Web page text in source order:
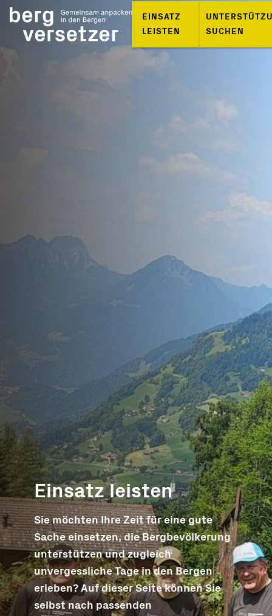
EINSATZ
LEISTEN
SUCHEN
Einsatz leisten
Sie möchten Ihre Zeit für eine gute
Sache einsetzen, die Bergbevölkerung
unterstützen und zugleich
unvergessliche Tage in den Bergen
erleben? Auf dieser Seite können Sie
selbst nach passenden